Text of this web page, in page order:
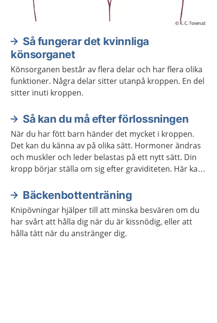
Så fungerar det kvinnliga
könsorganet
Könsorganen består av flera delar och har flera olika
funktioner. Några delar sitter utanpå kroppen. En del
sitter inuti kroppen.
Så kan du må efter förlossningen
När du har fött barn händer det mycket i kroppen.
Det kan du känna av på olika sätt. Hormoner ändras
och muskler och leder belastas på ett nytt sätt. Din
kropp börjar ställa om sig efter graviditeten. Här kan
att du har fött barn.
Bäckenbottenträning
Knipövningar hjälper till att minska besvären om du
har svårt att hålla dig när du är kissnödig, eller att
hålla tätt när du anstränger dig.